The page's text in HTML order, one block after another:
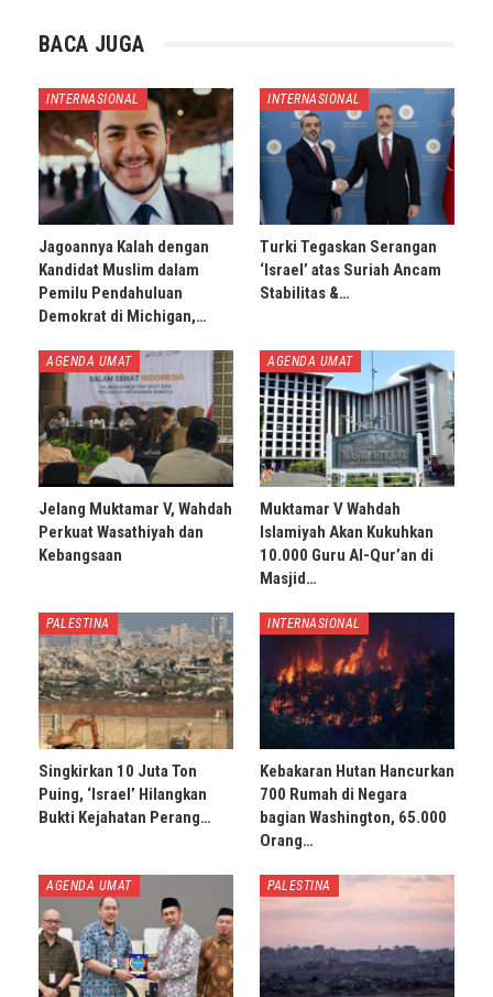
BACA JUGA
INTERNASIONAL
Jagoannya Kalah dengan
Kandidat Muslim dalam
Pemilu Pendahuluan
Demokrat di Michigan,…
INTERNASIONAL
Turki Tegaskan Serangan
‘Israel’ atas Suriah Ancam
Stabilitas &…
AGENDA UMAT
Jelang Muktamar V, Wahdah
Perkuat Wasathiyah dan
Kebangsaan
AGENDA UMAT
Muktamar V Wahdah
Islamiyah Akan Kukuhkan
10.000 Guru Al-Qur’an di
Masjid…
PALESTINA
Singkirkan 10 Juta Ton
Puing, ‘Israel’ Hilangkan
Bukti Kejahatan Perang…
INTERNASIONAL
Kebakaran Hutan Hancurkan
700 Rumah di Negara
bagian Washington, 65.000
Orang…
AGENDA UMAT PALESTINA